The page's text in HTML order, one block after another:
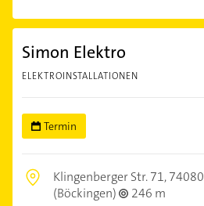
Simon Elektro
ELEKTROINSTALLATIONEN
Termin
Klingenberger Str. 71,
(Böckingen)
246 m